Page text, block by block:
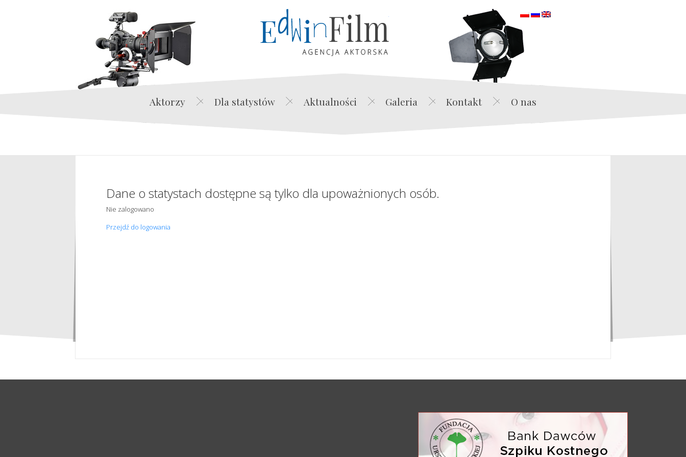
Edwin Film Agencja Aktorska
Aktorzy Dla statystów Aktualności Galeria Kontakt O nas
Dane o statystach dostępne są tylko dla upoważnionych osób.
Nie zalogowano
Przejdź do logowania